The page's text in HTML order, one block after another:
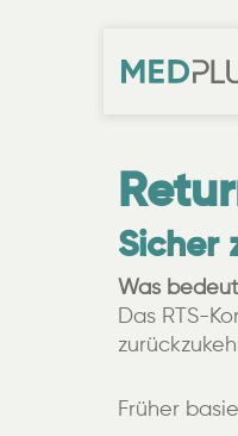
Sicher
Was
Das RTS-
Früher